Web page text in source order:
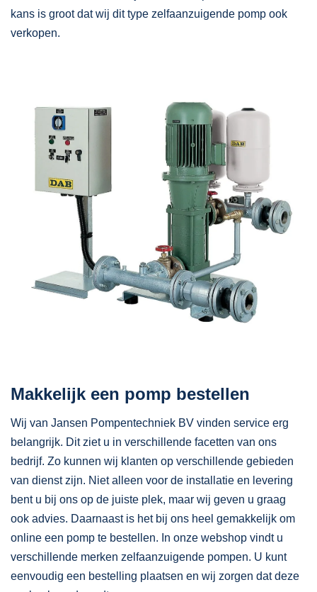
kans is groot dat wij dit type zelfaanzuigende pomp ook
verkopen.
Makkelijk een pomp bestellen
Wij van Jansen Pompentechniek BV vinden service erg
belangrijk. Dit ziet u in verschillende facetten van ons
bedrijf. Zo kunnen wij klanten op verschillende gebieden
van dienst zijn. Niet alleen voor de installatie en levering
bent u bij ons op de juiste plek, maar wij geven u graag
ook advies. Daarnaast is het bij ons heel gemakkelijk om
online een pomp te bestellen. In onze webshop vindt u
verschillende merken zelfaanzuigende pompen. U kunt
eenvoudig een bestelling plaatsen en wij zorgen dat deze